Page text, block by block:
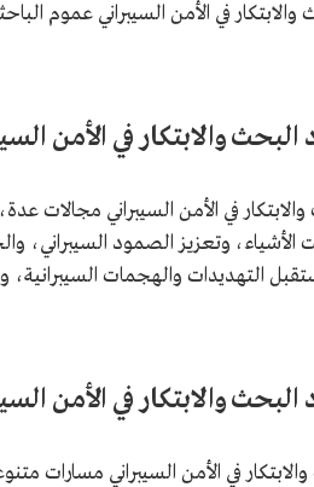
في الأمن السيبراني عموم
والابتكار في الأمن
في الأمن السيبراني مجالات
الأشياء، وتعزيز الصمود السيبراني،
التهديدات والهجمات السيبرانية،
والابتكار في الأمن
في الأمن السيبراني مسارات